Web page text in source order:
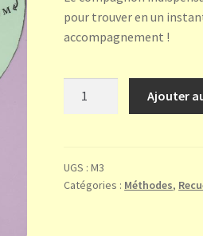
pour trouver en un
accompagnement !
bons
accords
Ajouter
UGS :M3
Catégories : Méthodes,